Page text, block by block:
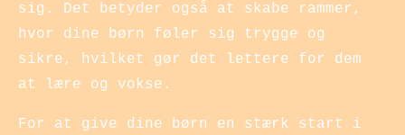
sig. Det betyder også at skabe rammer,
hvor dine børn føler sig trygge og
sikre, hvilket gør det lettere for dem
at lære og vokse.
For at give dine børn en stærk start i